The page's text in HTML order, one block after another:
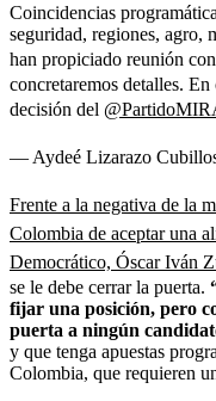
Coincidencias
seguridad, regiones, agro,
han propiciado reunión con
concretaremos detalles.
decisión del
— Aydeé Lizarazo
Frente a la negativa de la
Colombia de aceptar una
Democrático, Óscar Iván
se le debe cerrar la puerta.
fijar una posición, pero
puerta a ningún
y que tenga apuestas
Colombia, que requieren